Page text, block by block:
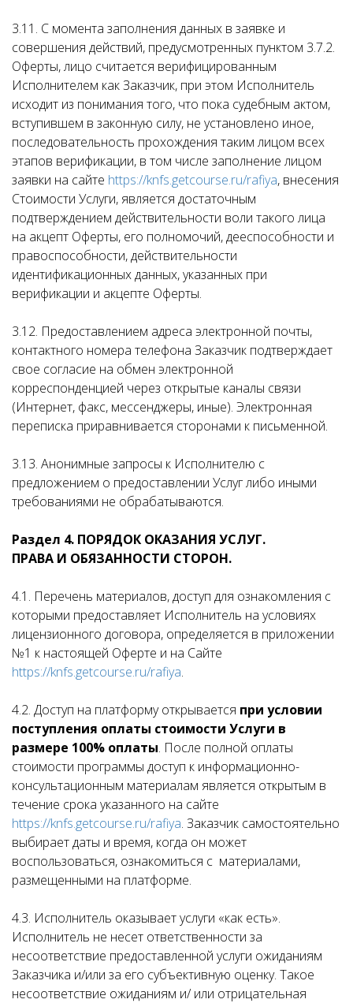
3.11. С момента заполнения данных в заявке и
совершения действий, предусмотренных пунктом 3.7.2.
Оферты, лицо считается верифицированным
Исполнителем как Заказчик, при этом Исполнитель
исходит из понимания того, что пока судебным актом,
вступившем в законную силу, не установлено иное,
последовательность прохождения таким лицом всех
этапов верификации, в том числе заполнение лицом
заявки на сайте https://knfs.getcourse.ru/rafiya, внесения
Стоимости Услуги, является достаточным
подтверждением действительности воли такого лица
на акцепт Оферты, его полномочий, дееспособности и
правоспособности, действительности
идентификационных данных, указанных при
верификации и акцепте Оферты.
3.12. Предоставлением адреса электронной почты,
контактного номера телефона Заказчик подтверждает
свое согласие на обмен электронной
корреспонденцией через открытые каналы связи
(Интернет, факс, мессенджеры, иные). Электронная
переписка приравнивается сторонами к письменной.
3.13. Анонимные запросы к Исполнителю с
предложением о предоставлении Услуг либо иными
требованиями не обрабатываются.
Раздел 4. ПОРЯДОК ОКАЗАНИЯ УСЛУГ.
ПРАВА И ОБЯЗАННОСТИ СТОРОН.
4.1. Перечень материалов, доступ для ознакомления с
которыми предоставляет Исполнитель на условиях
лицензионного договора, определяется в приложении
№1 к настоящей Оферте и на Сайте
https://knfs.getcourse.ru/rafiya.
4.2. Доступ на платформу открывается при условии
поступления оплаты стоимости Услуги в
размере 100% оплаты. После полной оплаты
стоимости программы доступ к информационно-
консультационным материалам является открытым в
течение срока указанного на сайте
https://knfs.getcourse.ru/rafiya. Заказчик самостоятельно
выбирает даты и время, когда он может
воспользоваться, ознакомиться с материалами,
размещенными на платформе.
4.3. Исполнитель оказывает услуги «как есть».
Исполнитель не несет ответственности за
несоответствие предоставленной услуги ожиданиям
Заказчика и/или за его субъективную оценку. Такое
несоответствие ожиданиям и/ или отрицательная